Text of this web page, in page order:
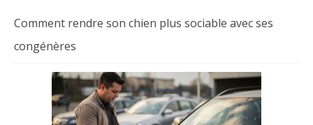
Comment rendre son chien plus sociable avec ses
congénères